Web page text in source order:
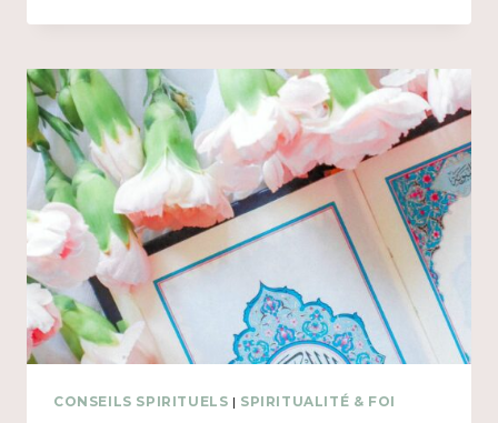
DÉPRESSION
HIJÂMA
CONSEILS SPIRITUELS | SPIRITUALITÉ & FOI